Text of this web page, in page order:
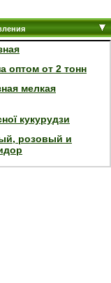
оптом от 2 тонн
мелкая
кукурудзи
розовый и